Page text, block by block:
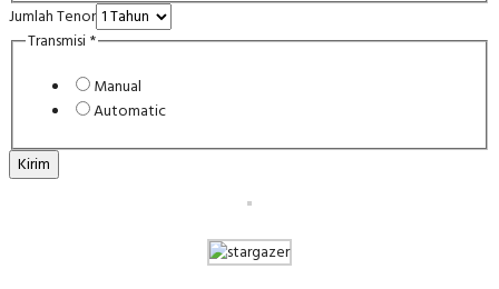
Jumlah Tenor
Transmisi *
Manual
Automatic
Kirim